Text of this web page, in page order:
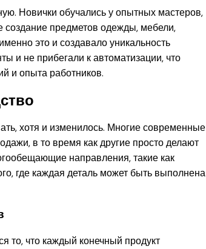
Новички обучались у опытных мастеров,
предметов одежды, мебели,
это и создавало уникальность
и не прибегали к автоматизации, что
и опыта работников.
хотя и изменилось. Многие современные
в то время как другие просто делают
направления, такие как
где каждая деталь может быть выполнена
то, что каждый конечный продукт